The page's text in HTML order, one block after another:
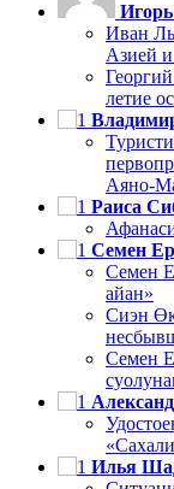
Иван
Азией
летие
Аяно-
Раиса
Семен
Семен
айан»
Сиэн
Семен
Илья